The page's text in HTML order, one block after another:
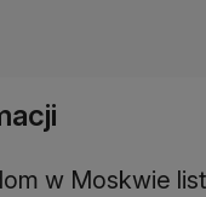
w Moskwie